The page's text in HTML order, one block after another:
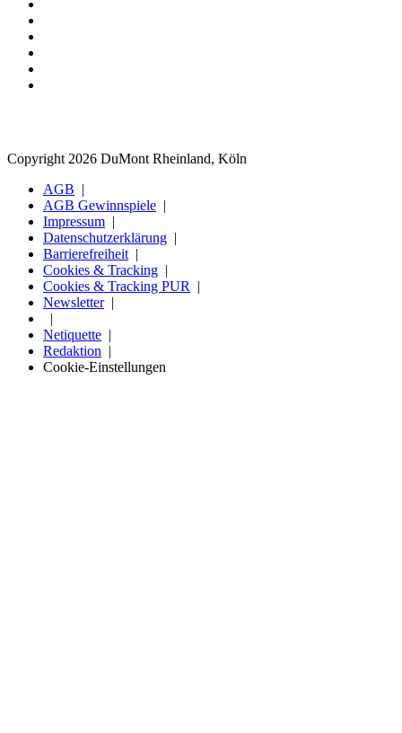
Copyright 2026 DuMont Rheinland, Köln
AGB
AGB Gewinnspiele
Impressum
Datenschutzerklärung
Barrierefreiheit
Cookies & Tracking
Cookies & Tracking PUR
Newsletter
Netiquette
Redaktion
Cookie-Einstellungen